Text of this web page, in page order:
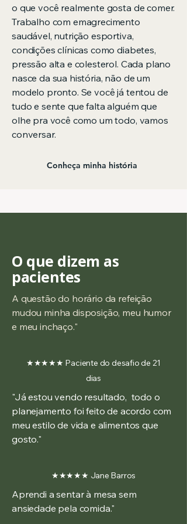
o que você realmente gosta de comer.
Trabalho com emagrecimento
saudável, nutrição esportiva,
condições clínicas como diabetes,
pressão alta e colesterol. Cada plano
nasce da sua história, não de um
modelo pronto. Se você já tentou de
tudo e sente que falta alguém que
olhe pra você como um todo, vamos
conversar.
Conheça minha história
O que dizem as
pacientes
A questão do horário da refeição
mudou minha disposição, meu humor
e meu inchaço."
★★★★★ Paciente do desafio de 21
dias
"Já estou vendo resultado, todo o
planejamento foi feito de acordo com
meu estilo de vida e alimentos que
gosto."
★★★★★ Jane Barros
Aprendi a sentar à mesa sem
ansiedade pela comida."